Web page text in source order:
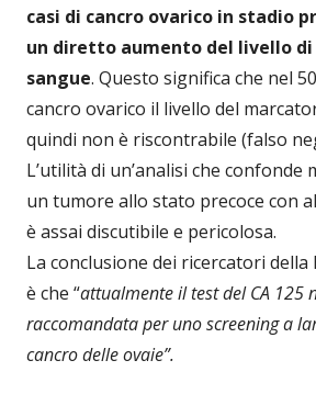
casi di cancro ovarico in stadio
un diretto aumento del livello di
sangue. Questo significa che nel
cancro ovarico il livello del
quindi non è riscontrabile (falso
L’utilità di un’analisi che confonde
un tumore allo stato precoce con
è assai discutibile e pericolosa.
La conclusione dei ricercatori
è che “attualmente il test del CA 125
raccomandata per uno screening a
cancro delle ovaie”.